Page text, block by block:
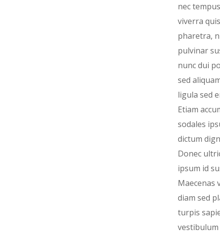
nec
viverra
pharetra,
pulvinar
nunc dui
sed
ligula sed
Etiam
sodales
dictum
Donec
ipsum id
Maecenas
diam sed
turpis
vestibulum